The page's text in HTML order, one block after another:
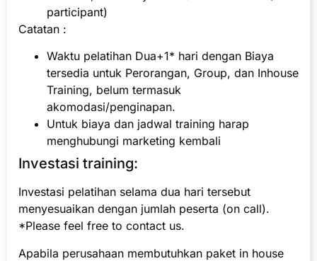
participant)
Catatan :
Waktu pelatihan Dua+1* hari dengan Biaya
tersedia untuk Perorangan, Group, dan Inhouse
Training, belum termasuk
akomodasi/penginapan.
Untuk biaya dan jadwal training harap
menghubungi marketing kembali
Investasi training:
Investasi pelatihan selama dua hari tersebut
menyesuaikan dengan jumlah peserta (on call).
*Please feel free to contact us.
Apabila perusahaan membutuhkan paket in house